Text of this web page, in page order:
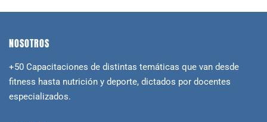
NOSOTROS
+50 Capacitaciones de distintas temáticas que van desde
fitness hasta nutrición y deporte, dictados por docentes
especializados.